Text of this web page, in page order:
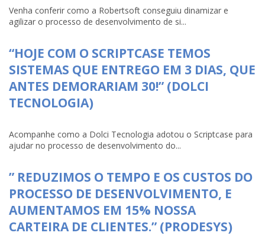
Venha conferir como a Robertsoft conseguiu dinamizar e
agilizar o processo de desenvolvimento de si...
“HOJE COM O SCRIPTCASE TEMOS
SISTEMAS QUE ENTREGO EM 3 DIAS, QUE
ANTES DEMORARIAM 30!” (DOLCI
TECNOLOGIA)
Acompanhe como a Dolci Tecnologia adotou o Scriptcase para
ajudar no processo de desenvolvimento do...
” REDUZIMOS O TEMPO E OS CUSTOS DO
PROCESSO DE DESENVOLVIMENTO, E
AUMENTAMOS EM 15% NOSSA
CARTEIRA DE CLIENTES.” (PRODESYS)